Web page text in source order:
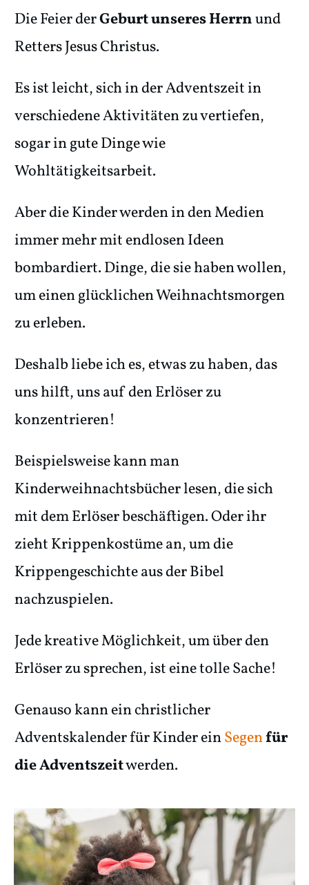
Die Feier derGeburt unseres Herrnund
Retters Jesus Christus.
Es ist leicht, sich in der Adventszeit in
verschiedene Aktivitäten zu vertiefen,
sogar in gute Dinge wie
Wohltätigkeitsarbeit.
Aber die Kinder werden in den Medien
immer mehr mit endlosen Ideen
bombardiert. Dinge, die sie haben wollen,
um einen glücklichen Weihnachtsmorgen
zu erleben.
Deshalb liebe ich es, etwas zu haben, das
uns hilft, uns auf den Erlöser zu
konzentrieren!
Beispielsweise kann man
Kinderweihnachtsbücher lesen, die sich
mit dem Erlöser beschäftigen. Oder ihr
zieht Krippenkostüme an, um die
Krippengeschichte aus der Bibel
nachzuspielen.
Jede kreative Möglichkeit, um über den
Erlöser zu sprechen, ist eine tolle Sache!
Genauso kann ein christlicher
Adventskalender für Kinder einSegenfür
die Adventszeitwerden.